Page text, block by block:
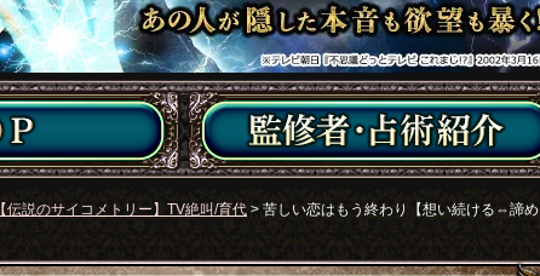
【伝説のサイコメトリー】TV絶叫/育代 > 苦しい恋はもう終わり【想い続ける⇔諦め